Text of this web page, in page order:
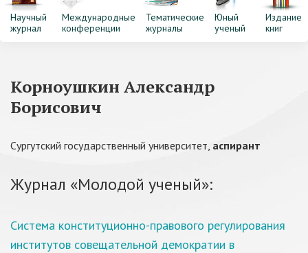
Научный
журнал
Международные
конференции
Тематические
журналы
Юный
ученый
Издание
книг
Корноушкин Александр
Борисович
Сургутский государственный университет, аспирант
Журнал «Молодой ученый»:
Система конституционно-правового регулирования
институтов совещательной демократии в